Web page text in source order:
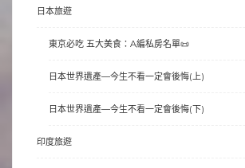
日本旅遊
東京必吃 五大美食：A編私房名單📜
日本世界遺產—今生不看一定會後悔(上)
日本世界遺產—今生不看一定會後悔(下)
印度旅遊